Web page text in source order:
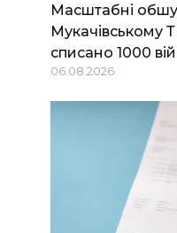
Масштабні
Мукачівському
списано 1000
06.08.2026